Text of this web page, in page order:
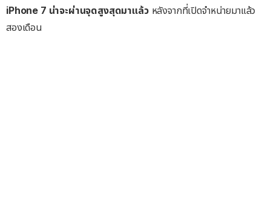
iPhone 7 น่าจะผ่านจุดสูงสุดมาแล้วหลังจากที่เปิดจำหน่ายมาแล้ว
สองเดือน